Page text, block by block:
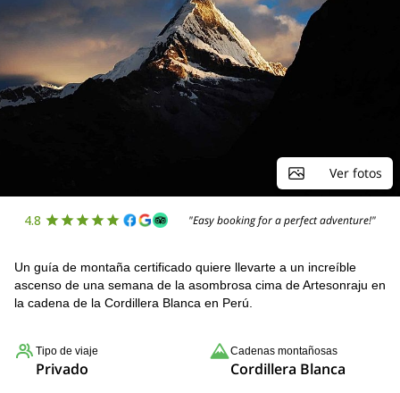
Ver fotos
4.8 "Easy booking for a perfect adventure!"
Un guía de montaña certificado quiere llevarte a un increíble
ascenso de una semana de la asombrosa cima de Artesonraju en
la cadena de la Cordillera Blanca en Perú.
Tipo de viaje
Privado
Cadenas montañosas
Cordillera Blanca